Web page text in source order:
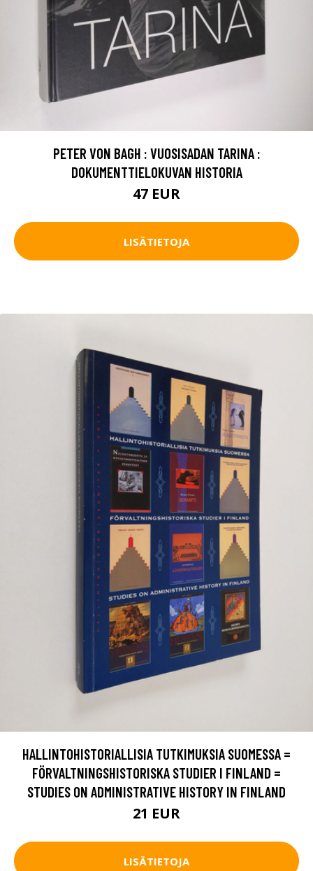
PETER VON BAGH : VUOSISADAN TARINA :
DOKUMENTTIELOKUVAN HISTORIA
47 EUR
LISÄTIETOJA
HALLINTOHISTORIALLISIA TUTKIMUKSIA SUOMESSA =
FÖRVALTNINGSHISTORISKA STUDIER I FINLAND =
STUDIES ON ADMINISTRATIVE HISTORY IN FINLAND
21 EUR
LISÄTIETOJA